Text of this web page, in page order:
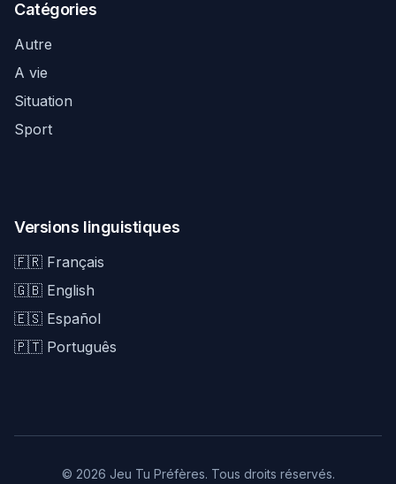
Catégories
Autre
A vie
Situation
Sport
Versions linguistiques
🇫🇷 Français
🇬🇧 English
🇪🇸 Español
🇵🇹 Português
© 2026 Jeu Tu Préfères. Tous droits réservés.